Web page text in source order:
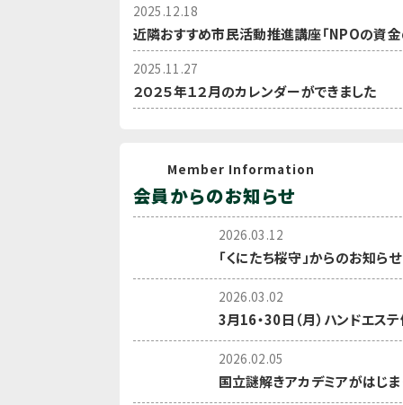
2025.12.18
近隣おすすめ市民活動推進講座「NPOの資
2025.11.27
２０２５年１２月のカレンダーができました
Member Information
会員からのお知らせ
2026.03.12
「くにたち桜守」からのお知らせ
2026.03.02
3月16・30日（月）ハンドエス
2026.02.05
国立謎解きアカデミアがはじま